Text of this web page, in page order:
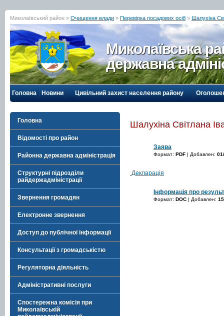
Миколаївський район » Очищення влади » Перевірка посадових осіб » Шалухіна
Миколаївська
державна
Головна Новини Цивільний захист населення району
Головна
Відомості про район
Районна державна адміністрація
Структурні підрозділи
райдержадміністрації
Звернення громадян
Електронне звернення
Доступ до публічної інформації
Консультації з громадськістю
Регуляторна діяльність
Адміністративні послуги
Спостережна комісія при
Миколаївській
Шалухіна Світлана
Заява
Формат: PDF | Добавлен:
Декларація
Інформація про
Формат: DOC | Добавлен: